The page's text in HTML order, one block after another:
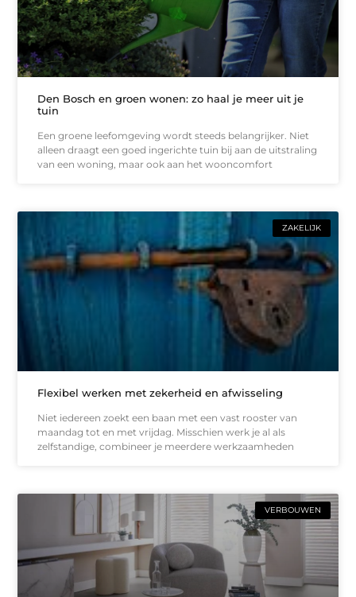
Den Bosch en groen wonen: zo haal je meer uit je
tuin
Een groene leefomgeving wordt steeds belangrijker. Niet
alleen draagt een goed ingerichte tuin bij aan de uitstraling
van een woning, maar ook aan het wooncomfort
ZAKELIJK
Flexibel werken met zekerheid en afwisseling
Niet iedereen zoekt een baan met een vast rooster van
maandag tot en met vrijdag. Misschien werk je al als
zelfstandige, combineer je meerdere werkzaamheden
VERBOUWEN